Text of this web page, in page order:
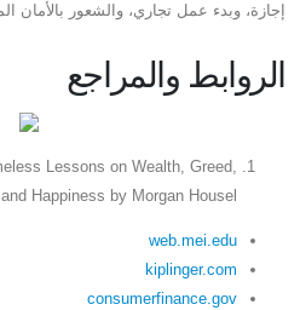
إجازة، وبدء عمل تجاري، والشعور بالأمان
الروابط والمراجع
Lessons on Wealth, Greed,
and Happiness by Morgan Housel
web.mei.edu
kiplinger.com
consumerfinance.gov